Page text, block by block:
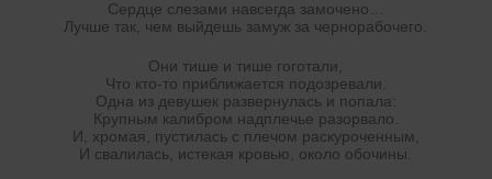
Сердце слезами навсегда замочено…
Лучше так, чем выйдешь замуж за чернорабочего.
Они тише и тише гоготали,
Что кто-то приближается подозревали.
Одна из девушек развернулась и попала:
Крупным калибром надплечье разорвало.
И, хромая, пустилась с плечом раскуроченным,
И свалилась, истекая кровью, около обочины.